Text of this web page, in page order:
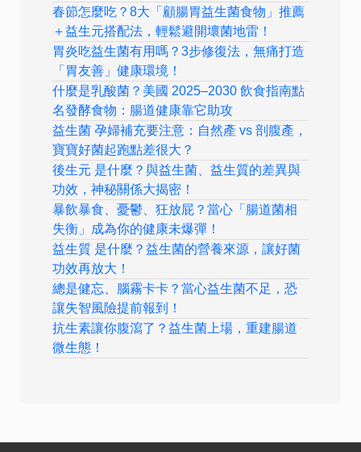
春節怎麼吃？8大「顧腸胃益生菌食物」推薦
＋益生元搭配法，輕鬆避開壞菌地雷！
胃炎吃益生菌有用嗎？3步修復法，無痛打造
「胃友善」健康環境！
什麼是乳酸菌？美國 2025–2030 飲食指南點
名發酵食物：腸道健康靠它助攻
益生菌 孕婦補充要注意：自然產 vs 剖腹產，
寶寶好菌起跑點差很大？
後生元 是什麼？與益生菌、益生質的差異與
功效，神秘關係大揭密！
暴飲暴食、憂鬱、狂放屁？當心「腸道菌相
失衡」成為你的健康未爆彈！
益生質 是什麼？益生菌的營養來源，讓好菌
功效再放大！
總是健忘、腦霧卡卡？當心益生菌不足，恐
讓失智風險提前報到！
抗生素讓你腹瀉了？益生菌上場，重建腸道
微生態！